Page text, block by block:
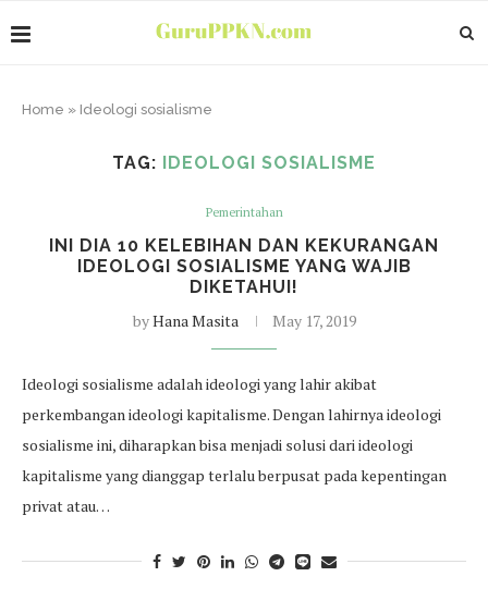
Home » Ideologi sosialisme
TAG: IDEOLOGI SOSIALISME
Pemerintahan
INI DIA 10 KELEBIHAN DAN KEKURANGAN
IDEOLOGI SOSIALISME YANG WAJIB
DIKETAHUI!
byHana Masita May 17, 2019
Ideologi sosialisme adalah ideologi yang lahir akibat
perkembangan ideologi kapitalisme. Dengan lahirnya ideologi
sosialisme ini, diharapkan bisa menjadi solusi dari ideologi
kapitalisme yang dianggap terlalu berpusat pada kepentingan
privat atau…